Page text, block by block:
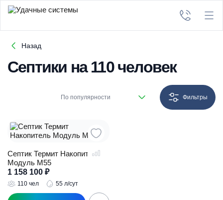
Назад
Септики на 110 человек
По популярности Фильтры
Септик Термит Накопитель
Модуль М55
1 158 100 ₽
110 чел 55 л/сут